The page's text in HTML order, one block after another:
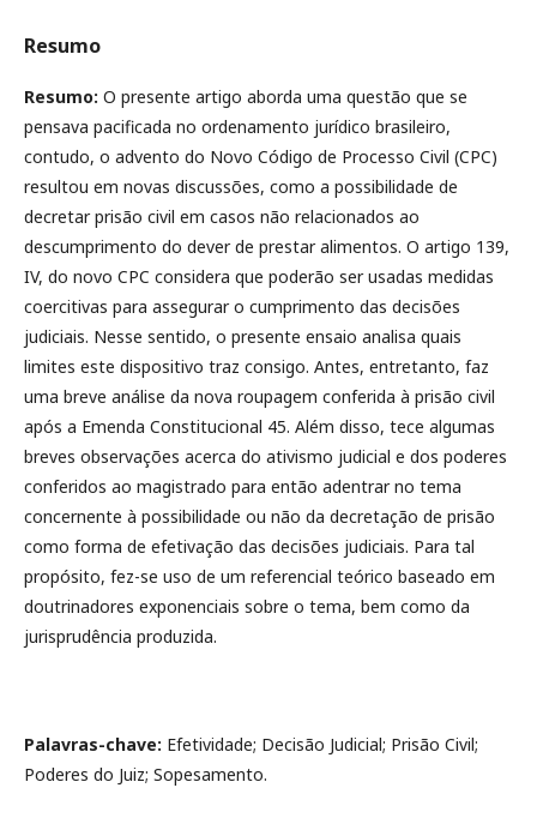
Resumo
Resumo: O presente artigo aborda uma questão que se
pensava pacificada no ordenamento jurídico brasileiro,
contudo, o advento do Novo Código de Processo Civil (CPC)
resultou em novas discussões, como a possibilidade de
decretar prisão civil em casos não relacionados ao
descumprimento do dever de prestar alimentos. O artigo 139,
IV, do novo CPC considera que poderão ser usadas medidas
coercitivas para assegurar o cumprimento das decisões
judiciais. Nesse sentido, o presente ensaio analisa quais
limites este dispositivo traz consigo. Antes, entretanto, faz
uma breve análise da nova roupagem conferida à prisão civil
após a Emenda Constitucional 45. Além disso, tece algumas
breves observações acerca do ativismo judicial e dos poderes
conferidos ao magistrado para então adentrar no tema
concernente à possibilidade ou não da decretação de prisão
como forma de efetivação das decisões judiciais. Para tal
propósito, fez-se uso de um referencial teórico baseado em
doutrinadores exponenciais sobre o tema, bem como da
jurisprudência produzida.
Palavras-chave: Efetividade; Decisão Judicial; Prisão Civil;
Poderes do Juiz; Sopesamento.